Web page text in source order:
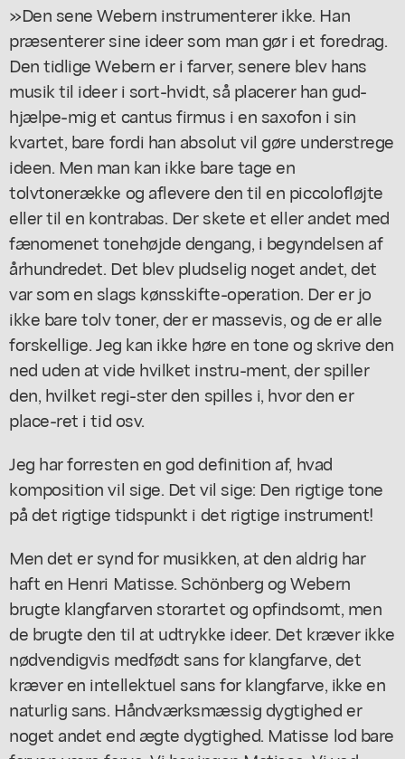
»Den sene Webern instrumenterer ikke. Han
præsenterer sine ideer som man gør i et foredrag.
Den tidlige Webern er i farver, senere blev hans
musik til ideer i sort-hvidt, så placerer han gud-
hjælpe-mig et cantus firmus i en saxofon i sin
kvartet, bare fordi han absolut vil gøre understrege
ideen. Men man kan ikke bare tage en
tolvtonerække og aflevere den til en piccolofløjte
eller til en kontrabas. Der skete et eller andet med
fænomenet tonehøjde dengang, i begyndelsen af
århundredet. Det blev pludselig noget andet, det
var som en slags kønsskifte-operation. Der er jo
ikke bare tolv toner, der er massevis, og de er alle
forskellige. Jeg kan ikke høre en tone og skrive den
ned uden at vide hvilket instru-ment, der spiller
den, hvilket regi-ster den spilles i, hvor den er
place-ret i tid osv.
Jeg har forresten en god definition af, hvad
komposition vil sige. Det vil sige: Den rigtige tone
på det rigtige tidspunkt i det rigtige instrument!
Men det er synd for musikken, at den aldrig har
haft en Henri Matisse. Schönberg og Webern
brugte klangfarven storartet og opfindsomt, men
de brugte den til at udtrykke ideer. Det kræver ikke
nødvendigvis medfødt sans for klangfarve, det
kræver en intellektuel sans for klangfarve, ikke en
naturlig sans. Håndværksmæssig dygtighed er
noget andet end ægte dygtighed. Matisse lod bare